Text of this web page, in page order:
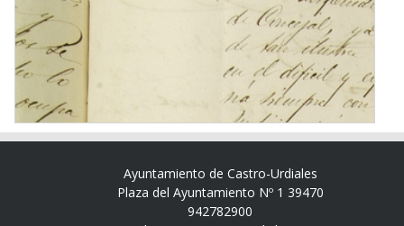
Ayuntamiento de Castro-Urdiales
Plaza del Ayuntamiento Nº 1 39470
942782900